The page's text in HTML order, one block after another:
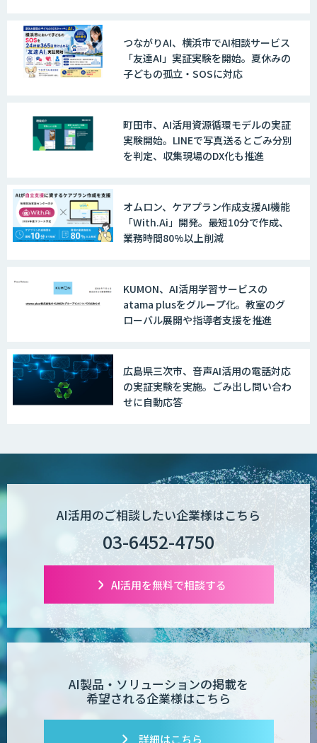
つながりAI、横浜市でAI相談サービス
「友達AI」実証実験を開始。夏休みの
子どもの孤立・SOSに対応
町田市、AI活用資源循環モデルの実証
実験開始。LINEで写真送るとごみ分別
を判定、収集現場のDX化も推進
オムロン、ケアプラン作成支援AI機能
「With.Ai」開発。最短10分で作成、
業務時間80%以上削減
KUMON、AI活用学習サービスの
atama plusをグループ化。教室のグ
ローバル展開や指導者支援を推進
広島県三次市、音声AI活用の電話対応
の実証実験を実施。ごみ出し問い合わ
せに自動応答
AI活用のご相談したい企業様はこちら
03-6452-4750
AI活用を無料で相談する
AI製品・ソリューションの掲載を
希望される企業様はこちら
詳細はこちら